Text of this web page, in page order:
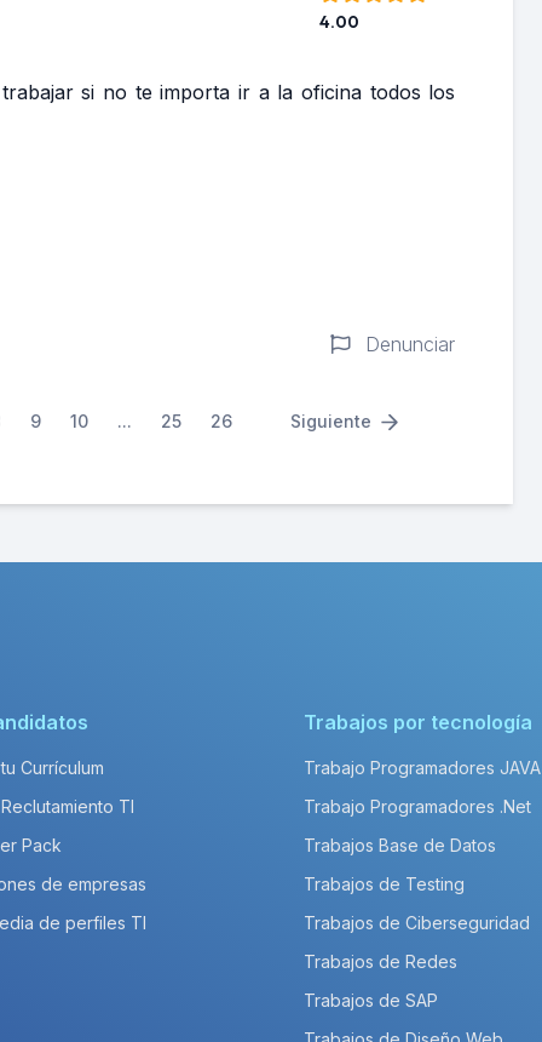
4.00
si no te importa ir a la oficina todos los
Denunciar
9 10 ... 25 26 Siguiente
Currículum
TI
Pack
de empresas
de perfiles TI
Trabajos por tecnología
Trabajo Programadores JAVA
Trabajo Programadores .Net
Trabajos Base de Datos
Trabajos de Testing
Trabajos de Ciberseguridad
Trabajos de Redes
Trabajos de SAP